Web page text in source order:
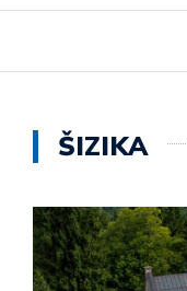
ŠIZIKA